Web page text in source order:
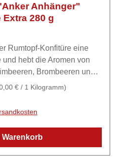
Anhänger"
280 g
Rumtopf-Konfitüre eine
hebt die Aromen von
Brombeeren und
Ideal als
von Desserts
Pektin, 0,5%
Citronensäure.
€ / 1 Kilogramm)
Warenkorb